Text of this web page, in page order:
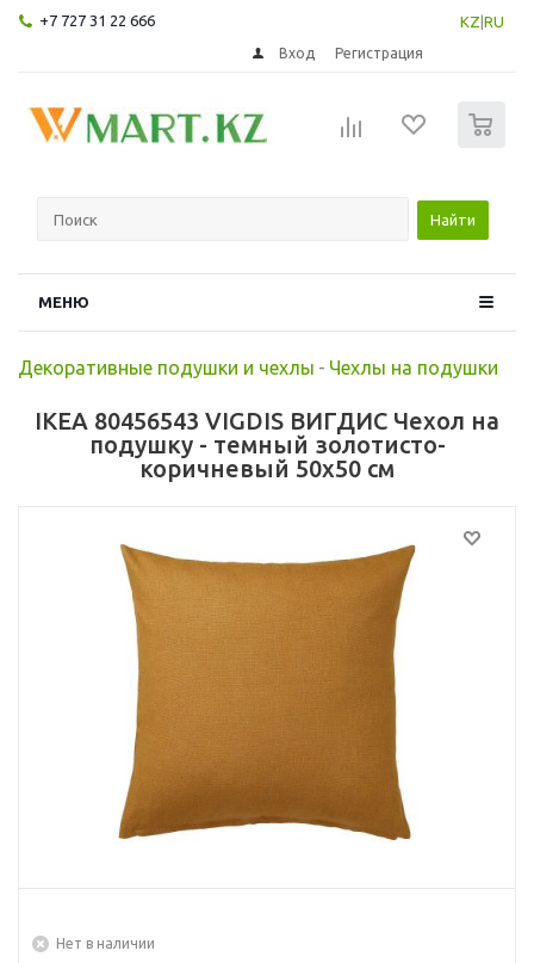
+7 727 31 22 666 KZ RU
Вход Регистрация
Найти
МЕНЮ
Декоративные подушки и чехлы - Чехлы на подушки
IKEA 80456543 VIGDIS ВИГДИС Чехол на
подушку - темный золотисто-
коричневый 50x50 см
Нет в наличии